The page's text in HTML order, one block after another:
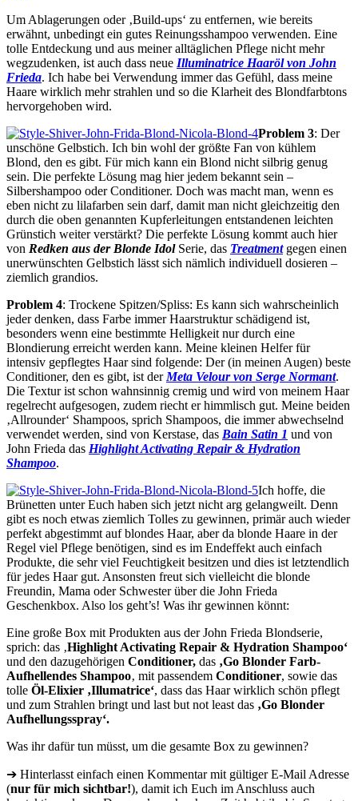
Um Ablagerungen oder ‚Build-ups‘ zu entfernen, wie bereits
erwähnt, unbedingt ein gutes Reinungsshampoo verwenden. Eine
tolle Entdeckung und aus meiner alltäglichen Pflege nicht mehr
wegzudenken, ist auch dass neue Illuminatrice Haaröl von John
Frieda. Ich habe bei Verwendung immer das Gefühl, dass meine
Haare wirklich mehr strahlen und so die Klarheit des Blondfarbtons
hervorgehoben wird.
Problem 3: Der
unschöne Gelbstich. Ich bin wohl der größte Fan von kühlem
Blond, den es gibt. Für mich kann ein Blond nicht silbrig genug
sein. Die perfekte Lösung mag hier jedem bekannt sein –
Silbershampoo oder Conditioner. Doch was macht man, wenn es
eben nicht zu lilafarben sein darf, damit man nicht gleichzeitig den
durch die oben genannten Kupferleitungen entstandenen leichten
Grünstich weiter verstärkt? Die perfekte Lösung kommt auch hier
von Redken aus der Blonde IdolSerie, das Treatmentgegen einen
unerwünschten Gelbstich lässt sich nämlich individuell dosieren –
ziemlich grandios.
Problem 4: Trockene Spitzen/Spliss: Es kann sich wahrscheinlich
jeder denken, dass Farbe immer Haarstruktur schädigend ist,
besonders wenn eine bestimmte Helligkeit nur durch eine
Blondierung erreicht werden kann. Meine kleinen Helfer für
intensiv gepflegtes Haar sind folgende: Der (in meinen Augen) beste
Conditioner, den es gibt, ist der Meta Velour von Serge Normant.
Die Textur ist schon wahnsinnig cremig und wird von meinem Haar
regelrecht aufgesogen, zudem riecht er himmlisch gut. Meine beiden
‚Allrounder‘ Shampoos, sprich Shampoos, die immer abwechselnd
verwendet werden, sind von Kerstase, das Bain Satin 1 und von
John Frieda das Highlight Activating Repair & Hydration
Shampoo.
Ich hoffe, die
Brünetten unter Euch haben sich jetzt nicht arg gelangweilt. Denn
gibt es noch etwas ziemlich Tolles zu gewinnen, primär auch wieder
perfekt abgestimmt auf blondes Haar, aber da blonde Haare in der
Regel viel Pflege benötigen, sind es im Endeffekt auch einfach
Produkte, die sehr viel Feuchtigkeit besitzen und dies ist letztendlich
für jedes Haar gut. Ansonsten freut sich vielleicht die blonde
Freundin, Mama oder Schwester über die John Frieda
Geschenkbox. Also los geht’s! Was ihr gewinnen könnt:
Eine große Box mit Produkten aus der John Frieda Blondserie,
sprich: das ‚Highlight Activating Repair & Hydration Shampoo‘
und den dazugehörigen Conditioner, das ‚Go Blonder Farb-
Aufhellendes Shampoo‚ mit passendem Conditioner, sowie das
tolle Öl-Elixier ‚Illumatrice‘, dass das Haar wirklich schön pflegt
und zum Strahlen bringt und last but not least das ‚Go Blonder
Aufhellungsspray‘.
Was ihr dafür tun müsst, um die gesamte Box zu gewinnen?
➔ Hinterlasst einfach einen Kommentar mit gültiger E-Mail Adresse
(nur für mich sichtbar!), damit ich Euch im Anschluss auch